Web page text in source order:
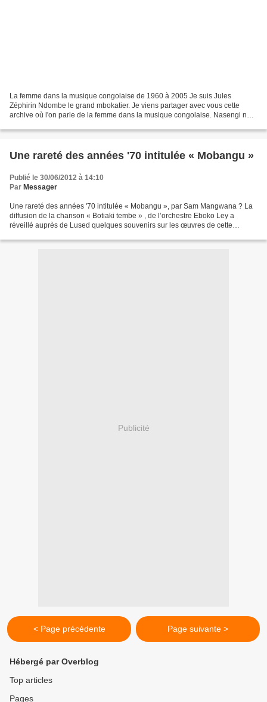
La femme dans la musique congolaise de 1960 à 2005 Je suis Jules
Zéphirin Ndombe le grand mbokatier. Je viens partager avec vous cette
archive où l'on parle de la femme dans la musique congolaise. Nasengi na
Une rareté des années '70 intitulée « Mobangu »
Publié le 30/06/2012 à 14:10
Par Messager
Une rareté des années '70 intitulée « Mobangu », par Sam Mangwana ? La
diffusion de la chanson « Botiaki tembe » , de l’orchestre Eboko Ley a
réveillé auprès de Lused quelques souvenirs sur les œuvres de cette
Publicité
< Page précédente Page suivante >
Hébergé par Overblog
Top articles
Pages